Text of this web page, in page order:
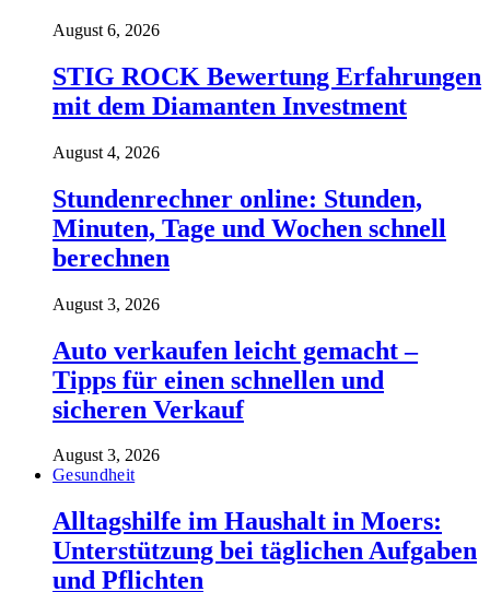
August 6, 2026
STIG ROCK Bewertung Erfahrungen
mit dem Diamanten Investment
August 4, 2026
Stundenrechner online: Stunden,
Minuten, Tage und Wochen schnell
berechnen
August 3, 2026
Auto verkaufen leicht gemacht –
Tipps für einen schnellen und
sicheren Verkauf
August 3, 2026
Gesundheit
Alltagshilfe im Haushalt in Moers:
Unterstützung bei täglichen Aufgaben
und Pflichten